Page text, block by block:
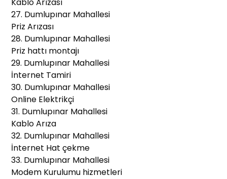
Kablo Arızası
27. Dumlupınar Mahallesi
Priz Arızası
28. Dumlupınar Mahallesi
Priz hattı montajı
29. Dumlupınar Mahallesi
İnternet Tamiri
30. Dumlupınar Mahallesi
Online Elektrikçi
31. Dumlupınar Mahallesi
Kablo Arıza
32. Dumlupınar Mahallesi
İnternet Hat çekme
33. Dumlupınar Mahallesi
Modem Kurulumu hizmetleri